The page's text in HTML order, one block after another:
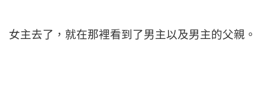
女主去了，就在那裡看到了男主以及男主的父親。